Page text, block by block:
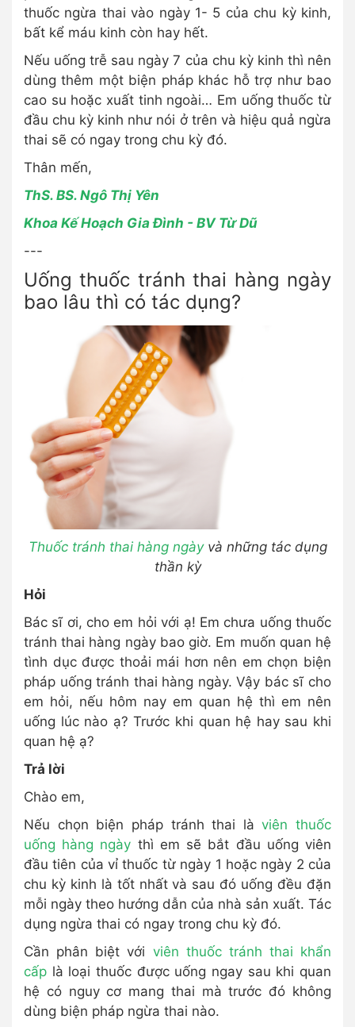
thuốc ngừa thai vào ngày 1- 5 của chu kỳ kinh,
bất kể máu kinh còn hay hết.
Nếu uống trễ sau ngày 7 của chu kỳ kinh thì nên
dùng thêm một biện pháp khác hỗ trợ như bao
cao su hoặc xuất tinh ngoài… Em uống thuốc từ
đầu chu kỳ kinh như nói ở trên và hiệu quả ngừa
thai sẽ có ngay trong chu kỳ đó.
Thân mến,
ThS. BS. Ngô Thị Yên
Khoa Kế Hoạch Gia Đình - BV Từ Dũ
---
Uống thuốc tránh thai hàng ngày
bao lâu thì có tác dụng?
Thuốc tránh thai hàng ngàyvà những tác dụng
thần kỳ
Hỏi
Bác sĩ ơi, cho em hỏi với ạ! Em chưa uống thuốc
tránh thai hàng ngày bao giờ. Em muốn quan hệ
tình dục được thoải mái hơn nên em chọn biện
pháp uống tránh thai hàng ngày. Vậy bác sĩ cho
em hỏi, nếu hôm nay em quan hệ thì em nên
uống lúc nào ạ? Trước khi quan hệ hay sau khi
quan hệ ạ?
Trả lời
Chào em,
Nếu chọn biện pháp tránh thai làviên thuốc
uống hàng ngày thì em sẽ bắt đầu uống viên
đầu tiên của vỉ thuốc từ ngày 1 hoặc ngày 2 của
chu kỳ kinh là tốt nhất và sau đó uống đều đặn
mỗi ngày theo hướng dẫn của nhà sản xuất. Tác
dụng ngừa thai có ngay trong chu kỳ đó.
Cần phân biệt với viên thuốc tránh thai khẩn
cấp là loại thuốc được uống ngay sau khi quan
hệ có nguy cơ mang thai mà trước đó không
dùng biện pháp ngừa thai nào.